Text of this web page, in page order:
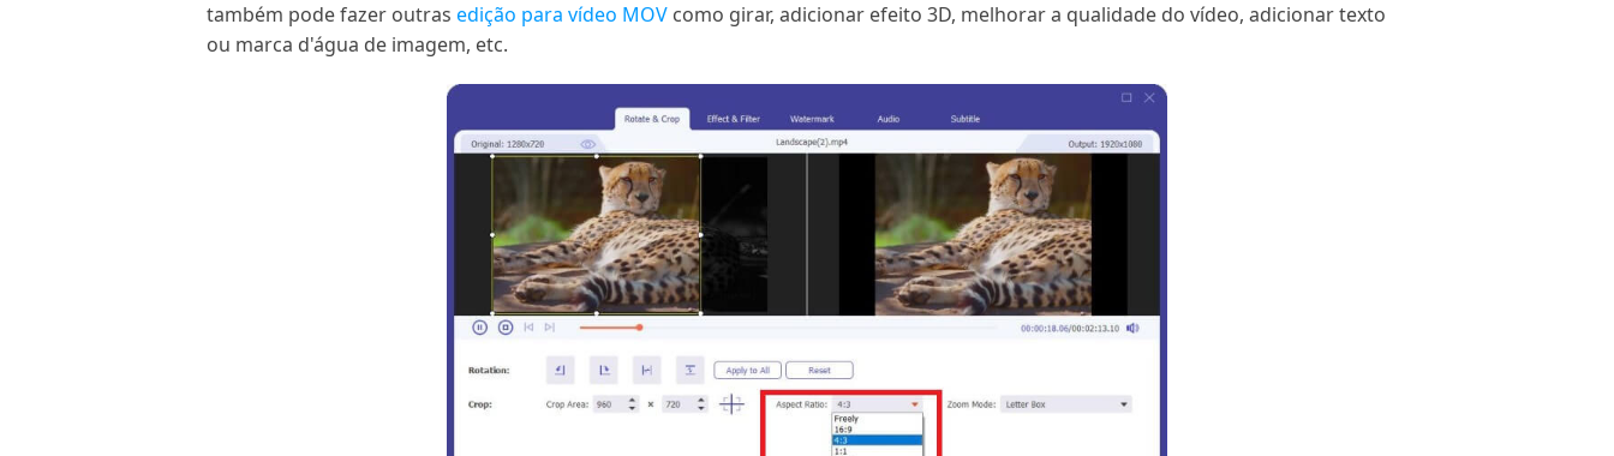
também pode fazer outras edição para vídeo MOV como girar, adicionar efeito 3D, melhorar a qualidade do vídeo, adicionar texto
ou marca d'água de imagem, etc.